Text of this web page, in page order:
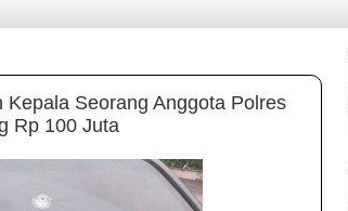
Seorang Anggota Polres
Rp 100 Juta